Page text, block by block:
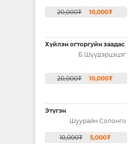
20,000₮ 10,000₮
Хүйлэн огторгуйн заадас
Б.Шүүдэрцэцэг
20,000₮ 10,000₮
Этүгэн
Шуурайн Солонго
10,000₮ 5,000₮